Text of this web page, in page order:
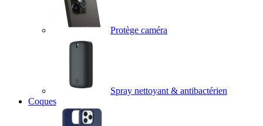
Protège caméra
Spray nettoyant & antibactérien
Coques